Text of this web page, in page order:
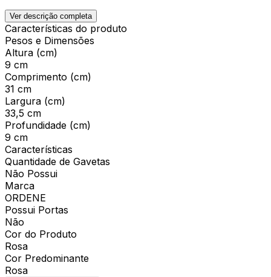
Ver descrição completa
Características do produto
Pesos e Dimensões
Altura (cm)
9 cm
Comprimento (cm)
31 cm
Largura (cm)
33,5 cm
Profundidade (cm)
9 cm
Características
Quantidade de Gavetas
Não Possui
Marca
ORDENE
Possui Portas
Não
Cor do Produto
Rosa
Cor Predominante
Rosa